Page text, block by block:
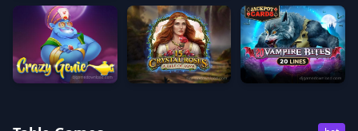
Egyptian Ways Fu 88 Crabbin' Crazy